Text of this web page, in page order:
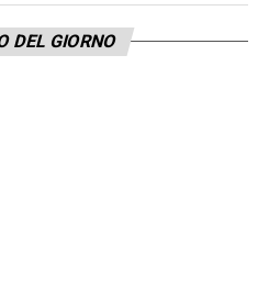
DEL GIORNO